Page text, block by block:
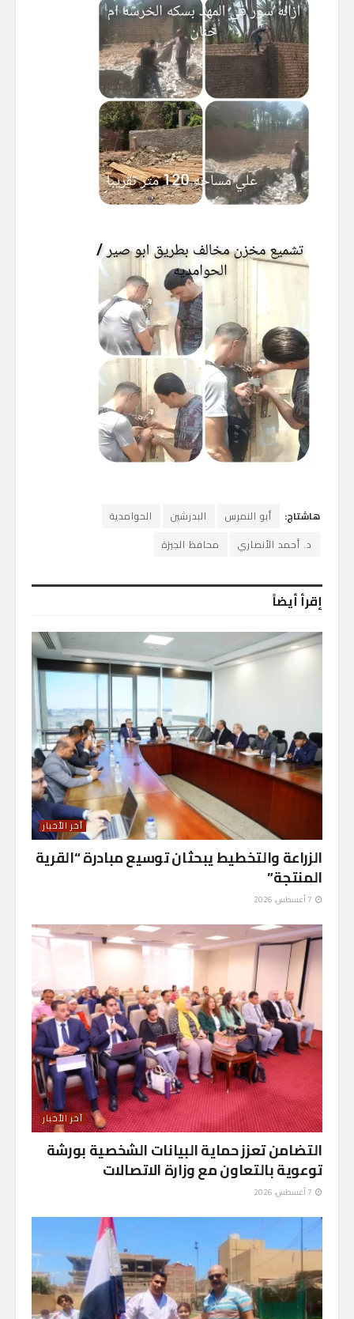
هاشتاج: أبو النمرس البدرشين
الحوامدية
د. أحمد الأنصاري
محافظ الجيزة
إقرأ أيضاً
آخر الأخبار
الزراعة والتخطيط يبحثان توسيع مبادرة “القرية
المنتجة”
آخر الأخبار
التضامن تعزز حماية البيانات الشخصية بورشة
توعوية بالتعاون مع وزارة الاتصالات